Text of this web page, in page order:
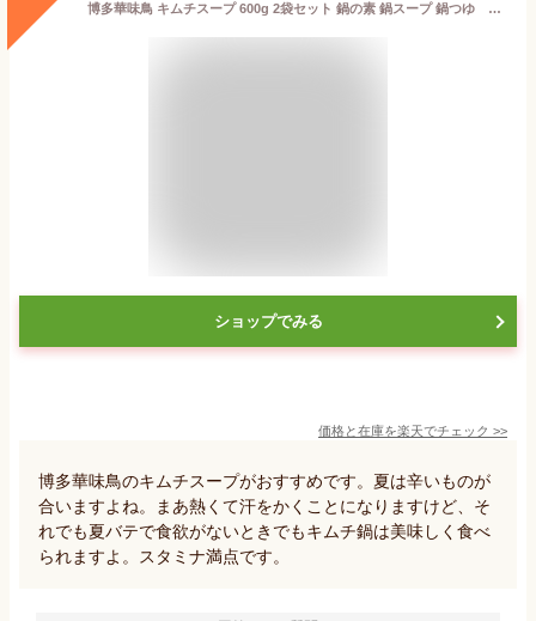
博多華味鳥 キムチスープ 600g 2袋セット 鍋の素 鍋スープ 鍋つゆ お歳暮 お中元 送料無料
ショップでみる
価格と在庫を楽天でチェック >>
博多華味鳥のキムチスープがおすすめです。夏は辛いものが
合いますよね。まあ熱くて汗をかくことになりますけど、そ
れでも夏バテで食欲がないときでもキムチ鍋は美味しく食べ
られますよ。スタミナ満点です。